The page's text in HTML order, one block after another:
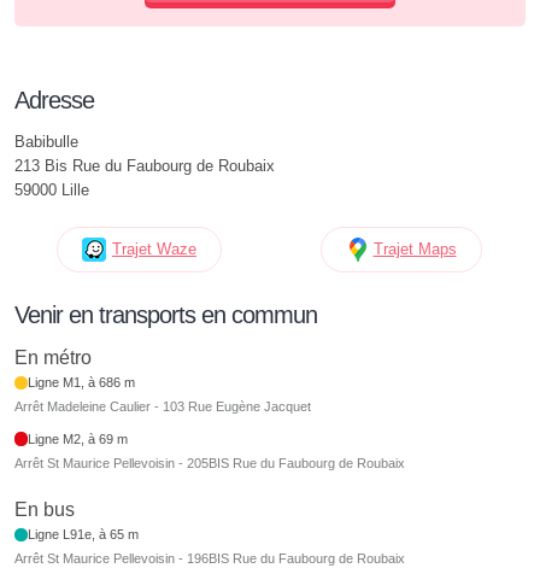
Adresse
Babibulle
213 Bis Rue du Faubourg de Roubaix
59000 Lille
Trajet Waze Trajet Maps
Venir en transports en commun
En métro
Ligne M1, à 686 m
Arrêt Madeleine Caulier - 103 Rue Eugène Jacquet
Ligne M2, à 69 m
Arrêt St Maurice Pellevoisin - 205BIS Rue du Faubourg de Roubaix
En bus
Ligne L91e, à 65 m
Arrêt St Maurice Pellevoisin - 196BIS Rue du Faubourg de Roubaix